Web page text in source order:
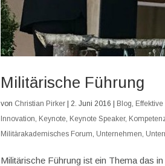
Militärische Führung
von Christian Pirker | 2. Juni 2016 | Blog
Innovation Keynote Keynote Speaker,
Militärakademisches Forum Unternehmen
Militärische Führung ist ein Thema das